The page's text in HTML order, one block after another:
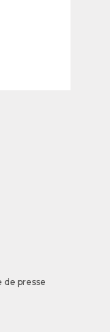
Month
de presse